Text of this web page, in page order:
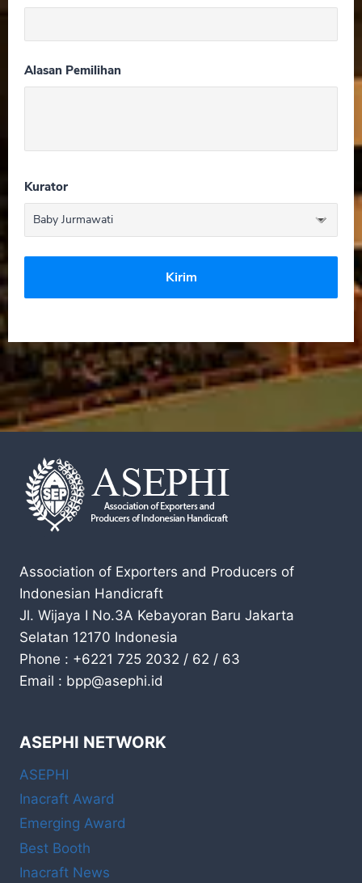
Alasan Pemilihan
Kurator
Association of Exporters and Producers of
Indonesian Handicraft
Jl. Wijaya I No.3A Kebayoran Baru Jakarta
Selatan 12170 Indonesia
Phone : +6221 725 2032 / 62 / 63
Email : bpp@asephi.id
ASEPHI NETWORK
ASEPHI
Inacraft Award
Emerging Award
Best Booth
Inacraft News